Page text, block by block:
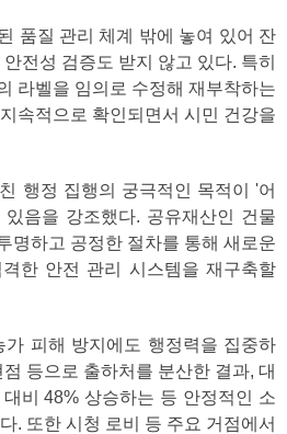
품질 관리 체계 밖에 놓여 있어 잔
전성 검증도 받지 않고 있다. 특히
라벨을 임의로 수정해 재부착하는
속적으로 확인되면서 시민 건강을
행정 집행의 궁극적인 목적이 '어
음을 강조했다. 공유재산인 건물
명하고 공정한 절차를 통해 새로운
한 안전 관리 시스템을 재구축할
피해 방지에도 행정력을 집중하
등으로 출하처를 분산한 결과, 대
비 48% 상승하는 등 안정적인 소
. 또한 시청 로비 등 주요 거점에서